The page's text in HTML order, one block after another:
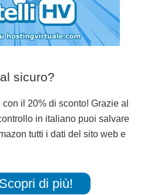
sicuro?
il 20% di sconto! Grazie al
in italiano puoi salvare
tutti i dati del sito web e
Scopri di più!